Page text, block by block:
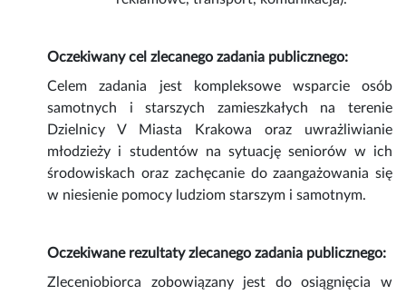
Oczekiwany cel zlecanego zadania publicznego:
Celem zadania jest kompleksowe wsparcie osób
samotnych i starszych zamieszkałych na terenie
Dzielnicy V Miasta Krakowa oraz uwrażliwianie
młodzieży i studentów na sytuację seniorów w ich
środowiskach oraz zachęcanie do zaangażowania się
w niesienie pomocy ludziom starszym i samotnym.
Oczekiwane rezultaty zlecanego zadania publicznego:
Zleceniobiorca zobowiązany jest do osiągnięcia w